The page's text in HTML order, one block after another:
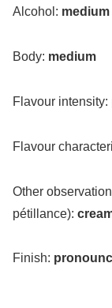
Alcohol: medium
Body: medium
Flavour intensity:
Flavour
Other
pétillance):
Finish: